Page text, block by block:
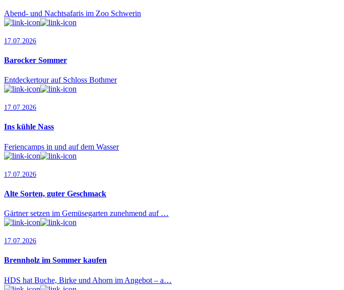
Abend- und Nachtsafaris im Zoo Schwerin
17.07.2026
Barocker Sommer
Entdeckertour auf Schloss Bothmer
17.07.2026
Ins kühle Nass
Feriencamps in und auf dem Wasser
17.07.2026
Alte Sorten, guter Geschmack
Gärtner setzen im Gemüsegarten zunehmend auf …
17.07.2026
Brennholz im Sommer kaufen
HDS hat Buche, Birke und Ahorn im Angebot – a…